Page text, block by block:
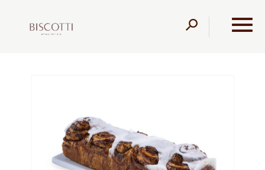
עמוד הבית עוגות שמרים
קראנץ